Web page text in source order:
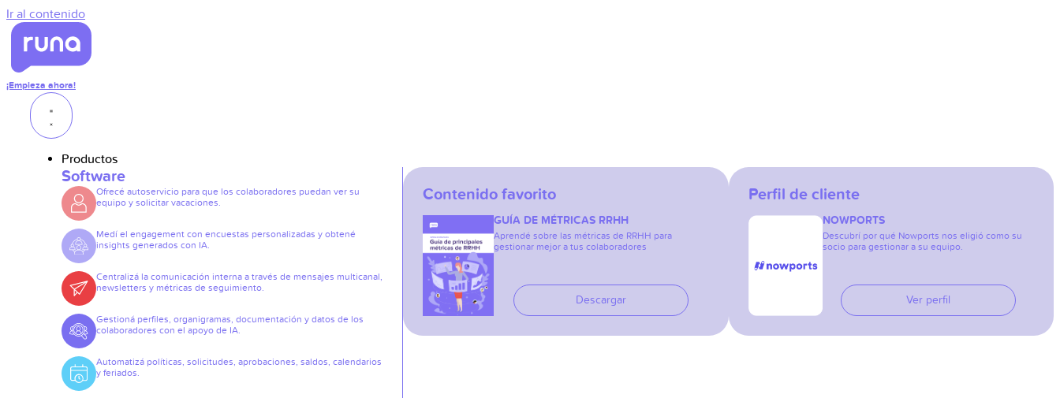
Ir al contenido
¡Empieza ahora!
Productos
Software
Ofrecé autoservicio para que los colaboradores puedan ver su
equipo y solicitar vacaciones.
Medí el engagement con encuestas personalizadas y obtené
insights generados con IA.
Centralizá la comunicación interna a través de mensajes multicanal,
newsletters y métricas de seguimiento.
Gestioná perfiles, organigramas, documentación y datos de los
colaboradores con el apoyo de IA.
Automatizá políticas, solicitudes, aprobaciones, saldos, calendarios
y feriados.
Contenido favorito
GUÍA DE MÉTRICAS RRHH
Aprendé sobre las métricas de RRHH para
gestionar mejor a tus colaboradores
Descargar
Perfil de cliente
NOWPORTS
Descubrí por qué Nowports nos eligió como su
socio para gestionar a su equipo.
Ver perfil